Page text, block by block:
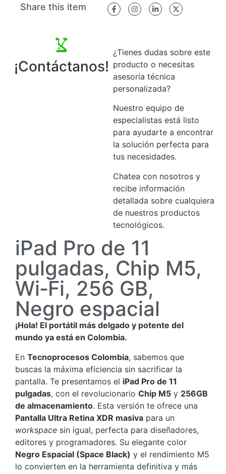
¡Contáctanos!
¿Tienes dudas sobre este
producto o necesitas
asesoría técnica
personalizada?
Nuestro equipo de
especialistas está listo
para ayudarte a encontrar
la solución perfecta para
tus necesidades.
Chatea con nosotros y
recibe información
detallada sobre cualquiera
de nuestros productos
tecnológicos.
iPad Pro de 11
pulgadas, Chip M5,
Wi‑Fi, 256 GB,
Negro espacial
¡Hola! El portátil más delgado y potente del
mundo ya está en Colombia.
En Tecnoprocesos Colombia, sabemos que
buscas la máxima eficiencia sin sacrificar la
pantalla. Te presentamos el iPad Pro de 11
pulgadas, con el revolucionario Chip M5 y 256GB
de almacenamiento. Esta versión te ofrece una
Pantalla Ultra Retina XDR masiva para un
workspace sin igual, perfecta para diseñadores,
editores y programadores. Su elegante color
Negro Espacial (Space Black) y el rendimiento M5
lo convierten en la herramienta definitiva y más
Share this item